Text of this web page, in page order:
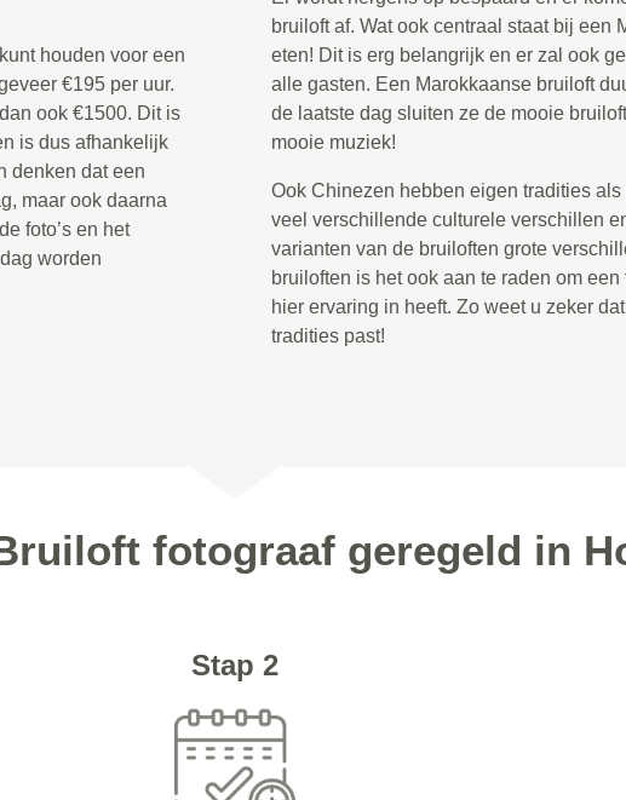
houden voor een
€195 per uur.
ook €1500. Dit is
is dus afhankelijk
denken dat een
maar ook daarna
foto’s en het
worden
bruiloft af. Wat ook centraal staat bij een
eten! Dit is erg belangrijk en er zal ook
alle gasten. Een Marokkaanse bruiloft
de laatste dag sluiten ze de mooie
mooie muziek!
Ook Chinezen hebben eigen tradities
veel verschillende culturele verschillen
varianten van de bruiloften grote
bruiloften is het ook aan te raden om
hier ervaring in heeft. Zo weet u zeker
tradities past!
fotograaf geregeld in
Stap 2